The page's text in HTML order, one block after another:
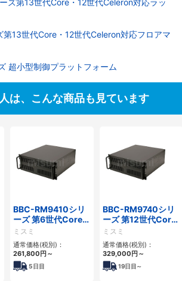
13世代Core・12世代Celeron対応フロアマ
超小型制御プラットフォーム
は、こんな商品も見ています
BBC-RM9410シリ
ーズ 第6世代Core対
応ラックマウント
FAPC 3PCI・3PCIe
ミスミ
通常価格(税別)：
261,800円～
5日目
BBC-RM9740シリ
ーズ 第12世代Core
対応ラックマウント
FAPC4PCI・3PCIe
ミスミ
通常価格(税別)：
329,000円～
19日目～